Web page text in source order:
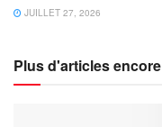
JUILLET 27, 2026
Plus d'articles encore